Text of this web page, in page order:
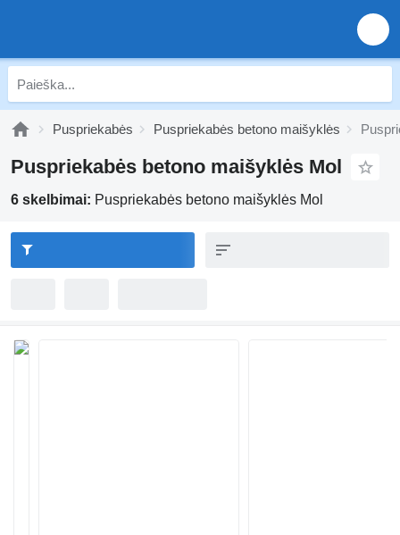
Puspriekabės Puspriekabės betono maišyklės
Puspriekabės betono maišyklės Mol
6 skelbimai: Puspriekabės betono maišyklės Mol